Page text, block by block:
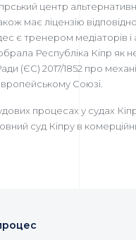
центр
має ліцензію
є тренером медіаторів і
Республіка Кіпр як
(ЄС) 2017/1852 про
Союзі.
процесах у судах
суд Кіпру в